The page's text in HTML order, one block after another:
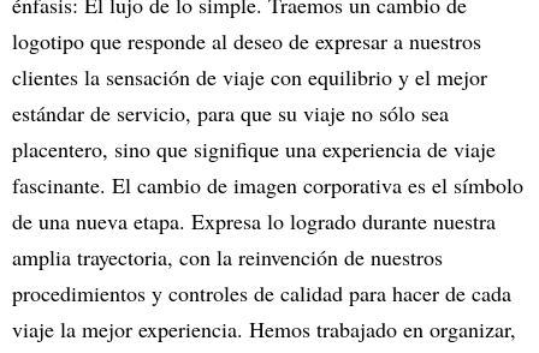
logotipo que responde al deseo de expresar a nuestros
clientes la sensación de viaje con equilibrio y el mejor
estándar de servicio, para que su viaje no sólo sea
placentero, sino que signifique una experiencia de viaje
fascinante. El cambio de imagen corporativa es el símbolo
de una nueva etapa. Expresa lo logrado durante nuestra
amplia trayectoria, con la reinvención de nuestros
procedimientos y controles de calidad para hacer de cada
viaje la mejor experiencia. Hemos trabajado en organizar,